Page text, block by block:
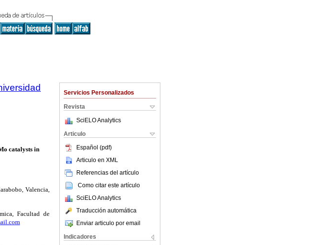
Servicios Personalizados
Revista
SciELO Analytics
Articulo
Español (pdf)
Articulo en XML
Referencias del artículo
Como citar este artículo
SciELO Analytics
Traducción automática
Enviar articulo por email
Indicadores
catalysts in
Valencia,
Facultad de